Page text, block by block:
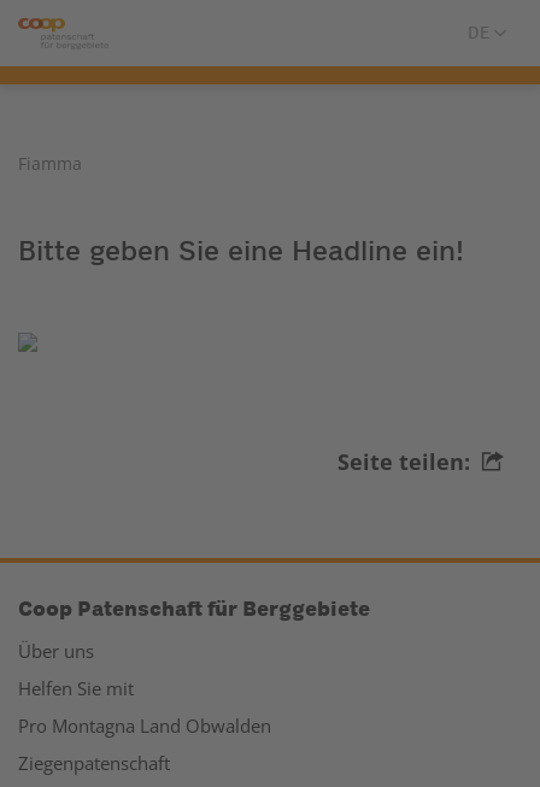
Fiamma
Bitte geben Sie eine Headline ein!
Seite teilen:
Coop Patenschaft für Berggebiete
Über uns
Helfen Sie mit
Pro Montagna Land Obwalden
Ziegenpatenschaft